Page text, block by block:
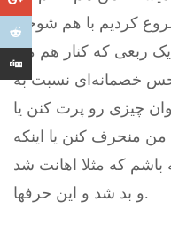
کردیم با هم شوخی‌
۱۰ دقیقه یک ربعی که کنار هم می
حس خصمانه‌ای نسبت به
چیزی رو پرت کنن یا
منحرف کنن یا اینکه
که مثلا اهانت شد
و بد شد و این حرفها.